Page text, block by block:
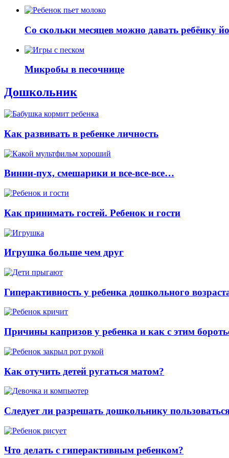
Со скольки месяцев можно давать ребёнку
Микробы в песочнице
Дошкольник
Как развивать в ребенке личность
Винни-пух, смешарики и все-все-все…
Как принимать гостей. Ребенок и гости
Игрушка больше чем друг
Гиперактивность у ребенка дошкольного
Причины капризов у ребенка и как с этим
Как отучить детей ругаться матом?
Следует ли разрешать дошкольнику
Что делать с гиперактивным ребенком?